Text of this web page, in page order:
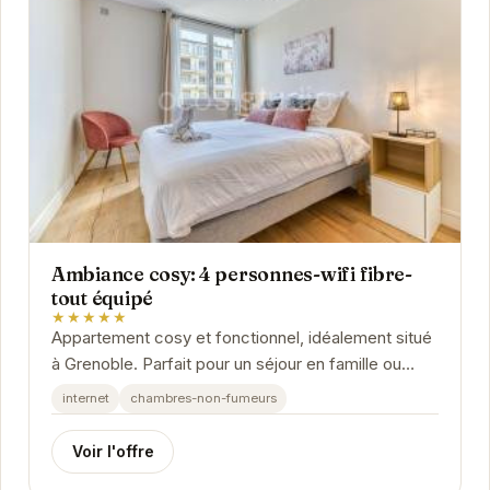
Ambiance cosy: 4 personnes-wifi fibre-
tout équipé
★★★★★
Appartement cosy et fonctionnel, idéalement situé
à Grenoble. Parfait pour un séjour en famille ou
entre amis.
internet chambres-non-fumeurs
Voir l'offre